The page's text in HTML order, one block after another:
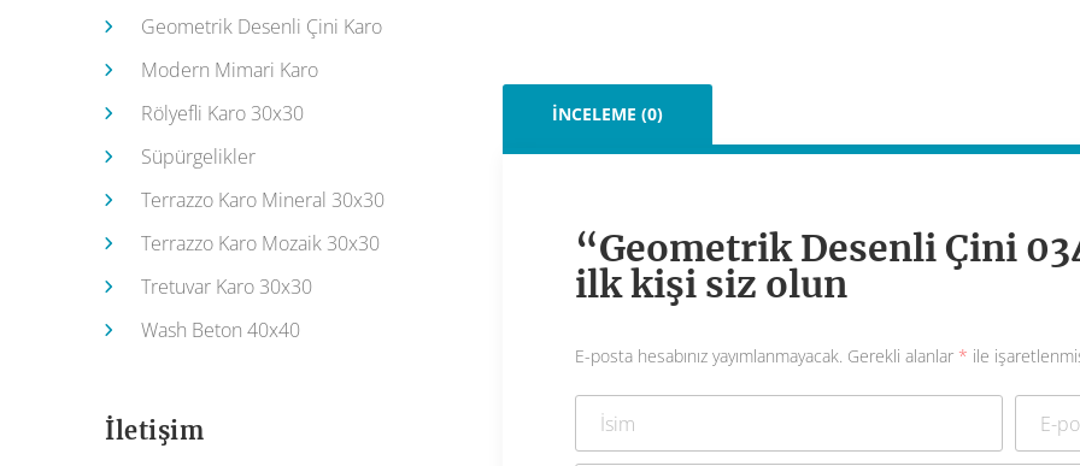
İNCELEME (0)
“Geometrik Desenli Çini
ilk kişi siz olun
E-posta hesabınız yayımlanmayacak. Gerekli alanlar * ile
Geometrik Desenli Çini Karo
Modern Mimari Karo
Rölyefli Karo 30x30
Süpürgelikler
Terrazzo Karo Mineral 30x30
Terrazzo Karo Mozaik 30x30
Tretuvar Karo 30x30
Wash Beton 40x40
İletişim